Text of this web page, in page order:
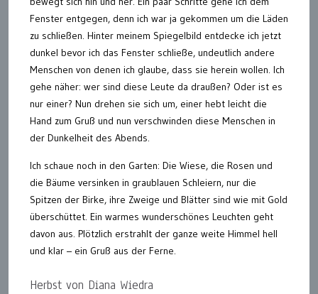
Fenster entgegen, denn ich war ja gekommen um die Läden
zu schließen. Hinter meinem Spiegelbild entdecke ich jetzt
dunkel bevor ich das Fenster schließe, undeutlich andere
Menschen von denen ich glaube, dass sie herein wollen. Ich
gehe näher: wer sind diese Leute da draußen? Oder ist es
nur einer? Nun drehen sie sich um, einer hebt leicht die
Hand zum Gruß und nun verschwinden diese Menschen in
der Dunkelheit des Abends.
Ich schaue noch in den Garten: Die Wiese, die Rosen und
die Bäume versinken in graublauen Schleiern, nur die
Spitzen der Birke, ihre Zweige und Blätter sind wie mit Gold
überschüttet. Ein warmes wunderschönes Leuchten geht
davon aus. Plötzlich erstrahlt der ganze weite Himmel hell
und klar – ein Gruß aus der Ferne.
Herbst von Diana Wiedra